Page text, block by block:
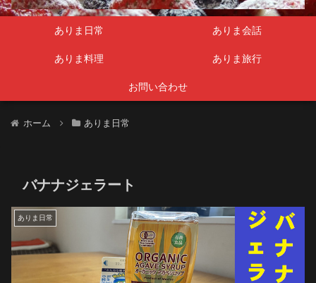
ありま日常 ありま会話
ありま料理 ありま旅行
お問い合わせ
ホーム ありま日常
バナナジェラート
ありま日常